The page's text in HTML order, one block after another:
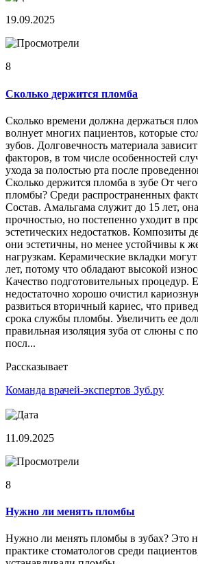
19.09.2025
8
Сколько держится пломба
Сколько времени должна держаться
волнует многих пациентов, которые
зубов. Долговечность материала
факторов, в том числе особенностей
ухода за полостью рта после
Сколько держится пломба в зубе От
пломбы? Среди распространенных
Состав. Амальгама служит до 15 лет,
прочностью, но постепенно уходит в
эстетических недостатков. Композиты
они эстетичны, но менее устойчивы к
нагрузкам. Керамические вкладки
лет, потому что обладают высокой
Качество подготовительных процедур.
недостаточно хорошо очистил
развиться вторичный кариес, что
срока службы пломбы. Увеличить ее
правильная изоляция зуба от слюны с
посл...
Рассказывает
Команда врачей-экспертов Зуб.ру
11.09.2025
8
Нужно ли менять пломбы
Нужно ли менять пломбы в зубах? Это
практике стоматологов среди